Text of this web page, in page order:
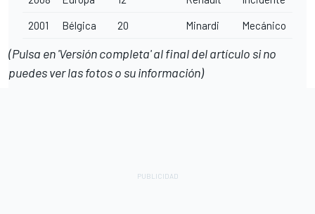
2001 Bélgica 20 Minardi Mecánico
(Pulsa en 'Versión completa' al final del artículo si no
puedes ver las fotos o su información)